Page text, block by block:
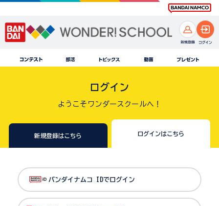
ログイン
ようこそワンダースクールへ！
新規登録はこちら ログインはこちら
バンダイナムコ IDでログイン